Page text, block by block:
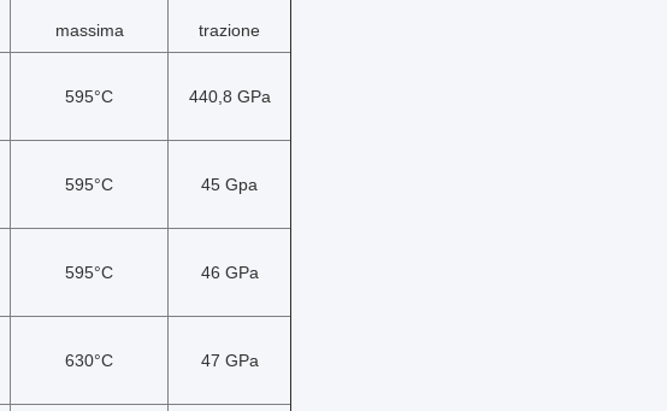
massima trazione
595°C 440,8 GPa
595°C 45 Gpa
595°C 46 GPa
630°C 47 GPa